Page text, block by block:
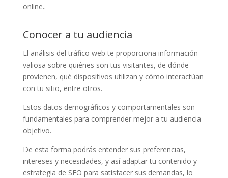
online..
Conocer a tu audiencia
El análisis del tráfico web te proporciona información
valiosa sobre quiénes son tus visitantes, de dónde
provienen, qué dispositivos utilizan y cómo interactúan
con tu sitio, entre otros.
Estos datos demográficos y comportamentales son
fundamentales para comprender mejor a tu audiencia
objetivo.
De esta forma podrás entender sus preferencias,
intereses y necesidades, y así adaptar tu contenido y
estrategia de SEO para satisfacer sus demandas, lo